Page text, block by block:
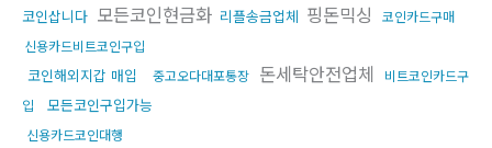
코인삽니다 모든코인현금화 리플송금업체 핑돈믹싱
코인카드구매
신용카드비트코인구입
코인해외지갑 매입 중고오다대포통장 돈세탁안전업체
비트코인카드구
입
모든코인구입가능
신용카드코인대행